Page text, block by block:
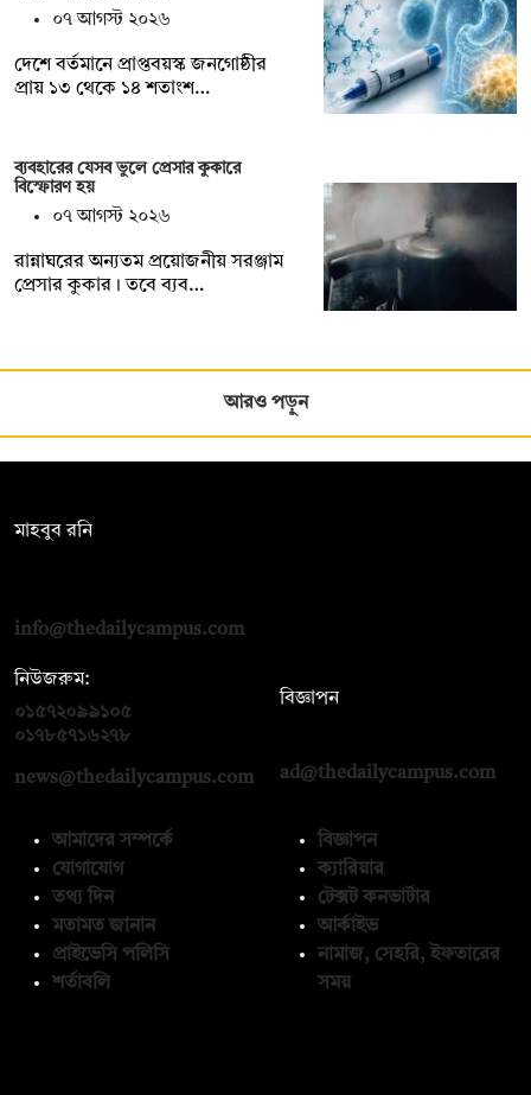
০৭ আগস্ট ২০২৬
দেশে বর্তমানে প্রাপ্তবয়স্ক জনগোষ্ঠীর
প্রায় ১৩ থেকে ১৪ শতাংশ…
ব্যবহারের যেসব ভুলে প্রেসার কুকারে
বিস্ফোরণ হয়
০৭ আগস্ট ২০২৬
রান্নাঘরের অন্যতম প্রয়োজনীয় সরঞ্জাম
প্রেসার কুকার। তবে ব্যব…
আরও পড়ুন
মাহবুব রনি
info@thedailycampus.com
নিউজরুম:
০১৫৭২০৯৯১০৫
০১৭৮৫৭১৬২৭৮
news@thedailycampus.com
বিজ্ঞাপন
ad@thedailycampus.com
আমাদের সম্পর্কে
যোগাযোগ
তথ্য দিন
মতামত জানান
প্রাইভেসি পলিসি
শর্তাবলি
বিজ্ঞাপন
ক্যারিয়ার
টেক্সট কনভার্টার
আর্কাইভ
নামাজ, সেহরি, ইফতারের
সময়